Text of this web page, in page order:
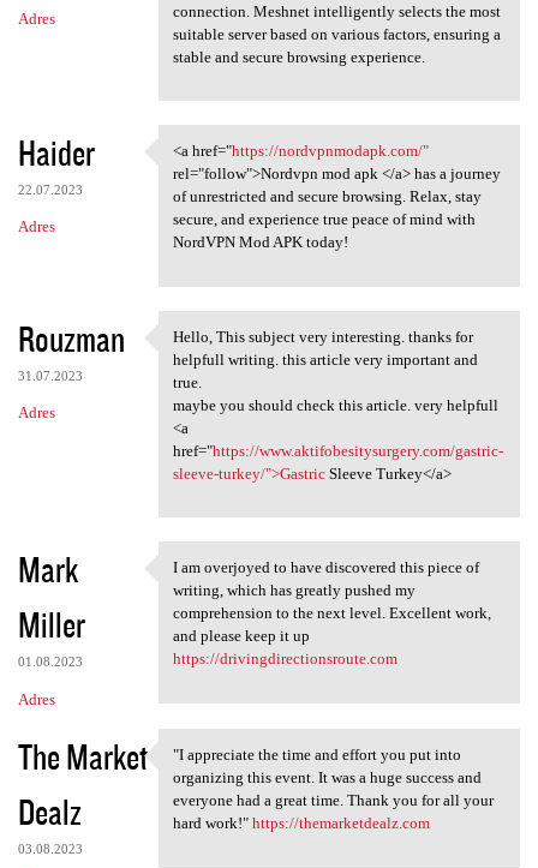
Adres
connection. Meshnet intelligently selects the most
suitable server based on various factors, ensuring a
stable and secure browsing experience.
Haider
22.07.2023
Adres
<a href="https:/
<a href="https://nordvpnmodapk.com/"
rel="follow">Nordvpn mod apk </a> has a journey
of unrestricted and secure browsing. Relax, stay
secure, and experience true peace of mind with
NordVPN Mod APK today!
Rouzman
31.07.2023
Adres
Hello, This subject very
Hello, This subject very interesting. thanks for
helpfull writing. this article very important and
true.
maybe you should check this article. very helpfull
<a
href="https://www.aktifobesitysurgery.com/gastric-
sleeve-turkey/">GastricSleeve Turkey</a>
Mark
Miller
01.08.2023
Adres
I am overjoyed to have
I am overjoyed to have discovered this piece of
writing, which has greatly pushed my
comprehension to the next level. Excellent work,
and please keep it up
https://drivingdirectionsroute.com
The Market
Dealz
03.08.2023
"I appreciate the time and
"I appreciate the time and effort you put into
organizing this event. It was a huge success and
everyone had a great time. Thank you for all your
hard work!" https://themarketdealz.com